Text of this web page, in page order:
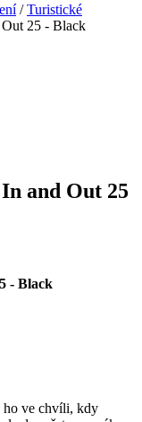
/Turistické
25 - Black
and Out 25
- Black
ho ve chvíli, kdy